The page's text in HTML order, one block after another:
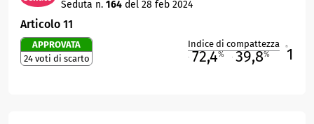
Seduta n. 164 del 28 feb 2024
Articolo 11
APPROVATA
24 voti di scarto
Indice di compattezza
72,4% 39,8% 1